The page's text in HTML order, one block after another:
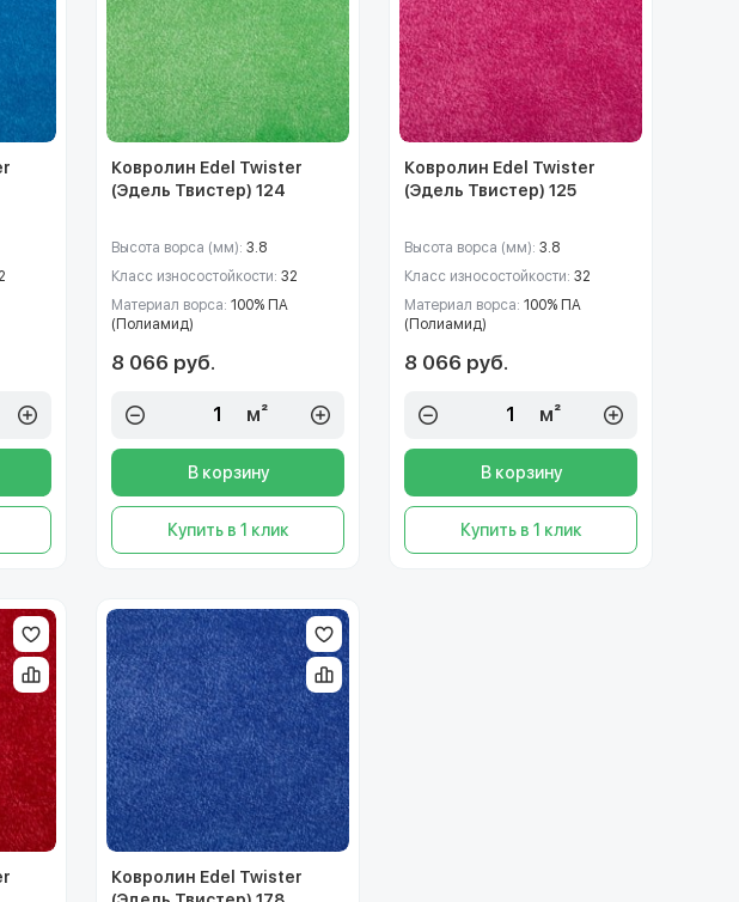
Ковролин Edel Twister
(Эдель Твистер) 124
Высота ворса (мм):3.8
Класс износостойкости:32
Материал ворса:100% ПА
(Полиамид)
8 066 руб.
м²
В корзину
Купить в 1 клик
Ковролин Edel Twister
(Эдель Твистер) 125
Высота ворса (мм):3.8
Класс износостойкости:32
Материал ворса:100% ПА
(Полиамид)
8 066 руб.
м²
В корзину
Купить в 1 клик
Ковролин Edel Twister